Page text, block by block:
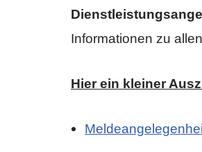
Informationen zu
Hier ein kleiner